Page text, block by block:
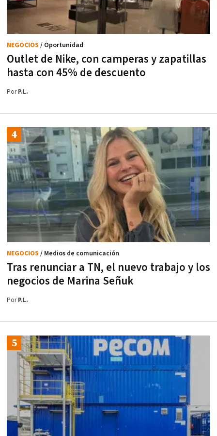
Outlet de Nike, con camperas y zapatillas
hasta con 45% de descuento
NEGOCIOS / Oportunidad
PorP.L.
Tras renunciar a TN, el nuevo trabajo y los
negocios de Marina Señuk
NEGOCIOS / Medios de comunicación
PorP.L.